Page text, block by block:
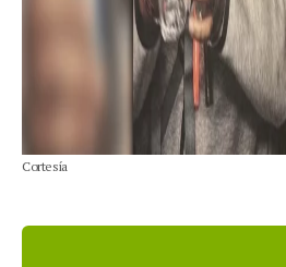
Cortesía